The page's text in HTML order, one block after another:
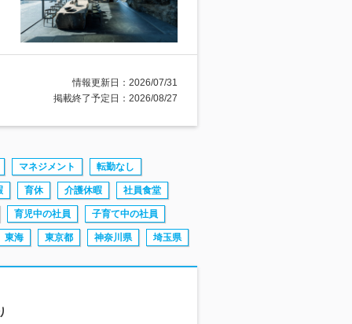
情報更新日：2026/07/31
掲載終了予定日：2026/08/27
マネジメント 転勤なし
育休 介護休暇 社員食堂
育児中の社員 子育て中の社員
東海 東京都 神奈川県 埼玉県